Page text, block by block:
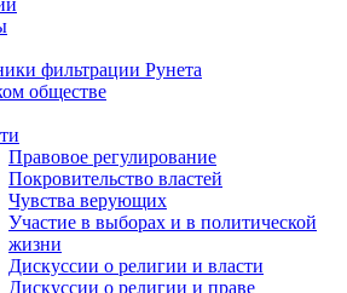
фильтрации Рунета
обществе
Правовое регулирование
Покровительство властей
Чувства верующих
Участие в выборах и в политической
жизни
Дискуссии о религии и власти
Дискуссии о религии и праве